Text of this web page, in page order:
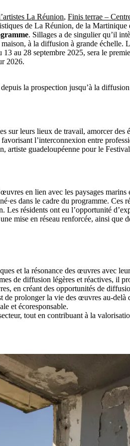
La Réunion, Finis terrae –
de La Réunion, de la
. Sillages a de singulier qu’il
à la diffusion à grande échelle.
au 28 septembre 2025, sera le
2026.
la prospection jusqu’à la
sur leurs lieux de travail, amorcer des
l’interconnexion entre
artiste guadeloupéenne pour le
en lien avec les paysages
dans le cadre du programme. Ces
résidents ont eu l’opportunité
mise en réseau renforcée, ainsi que
et la résonance des œuvres avec
de diffusion légères et réactives, il
en créant des opportunités de
de prolonger la vie des œuvres au-delà
et écoresponsable.
tout en contribuant à la